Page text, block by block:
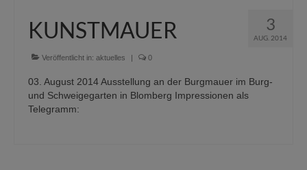
3
AUG. 2014
KUNSTMAUER
Veröffentlicht in: aktuelles | 0
03. August 2014 Ausstellung an der Burgmauer im Burg-
und Schweigegarten in Blomberg Impressionen als
Telegramm: